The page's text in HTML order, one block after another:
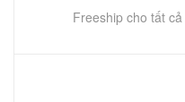
Freeship cho tất